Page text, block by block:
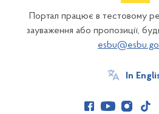
Портал працює в тестовому
зауваження або пропозиції,
In